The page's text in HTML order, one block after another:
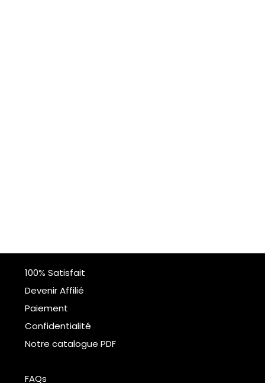
100% Satisfait
Devenir Affilié
Paiement
Confidentialité
Notre catalogue PDF
FAQs